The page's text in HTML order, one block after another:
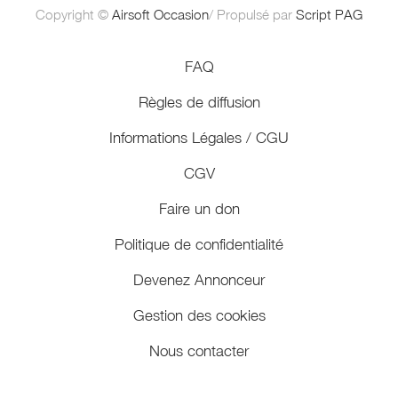
Copyright © Airsoft Occasion/ Propulsé par Script PAG
FAQ
Règles de diffusion
Informations Légales / CGU
CGV
Faire un don
Politique de confidentialité
Devenez Annonceur
Gestion des cookies
Nous contacter